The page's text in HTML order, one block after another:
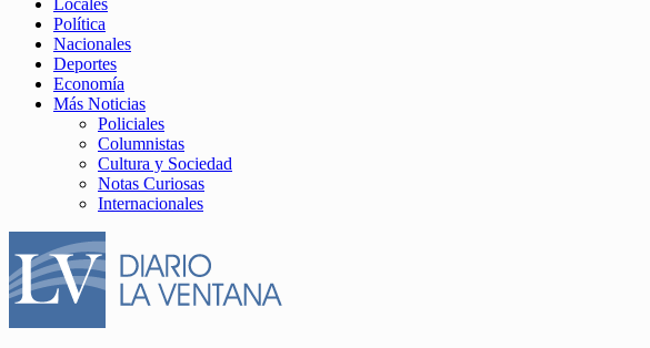
Locales
Política
Nacionales
Deportes
Economía
Más Noticias
Policiales
Columnistas
Cultura y Sociedad
Notas Curiosas
Internacionales